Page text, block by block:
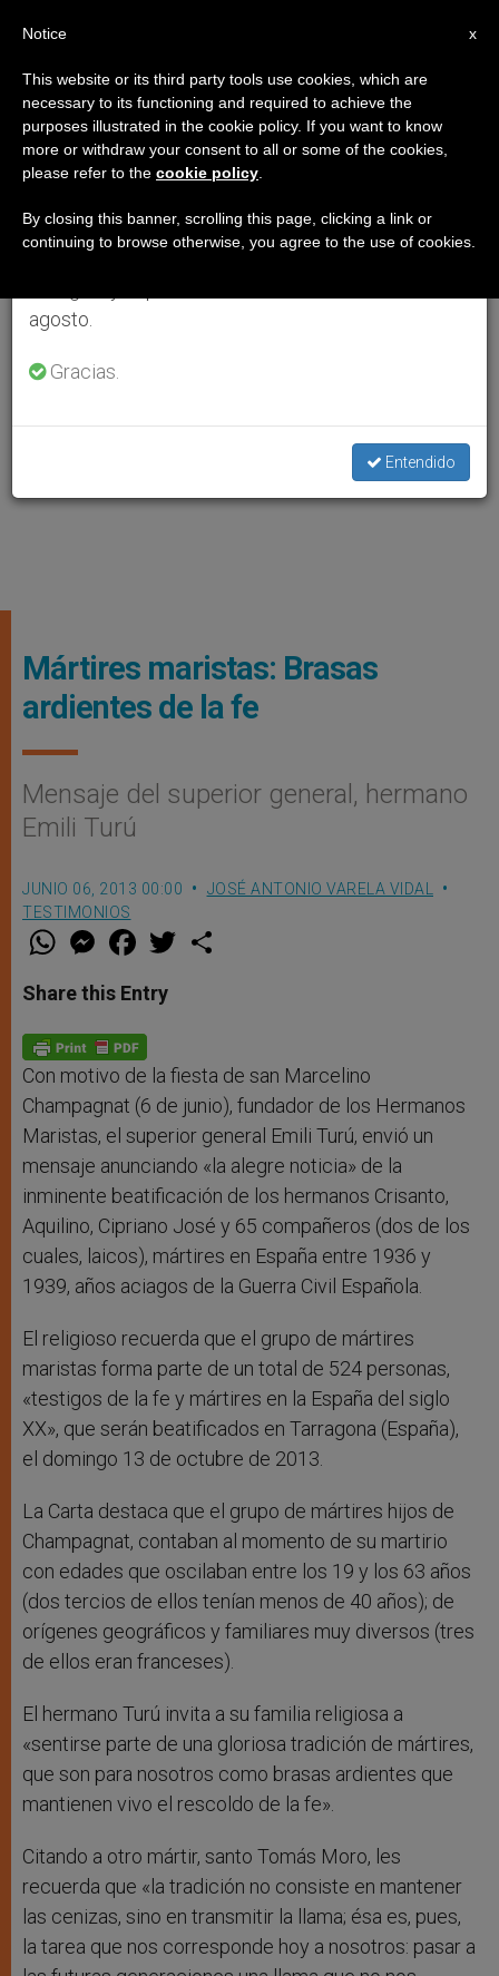
Mártires maristas: Brasas
ardientes de la fe
Mensaje del superior general, hermano
Emili Turú
JUNIO 06, 2013 00:00
JOSÉ ANTONIO VARELA VIDAL
TESTIMONIOS
W
t
s
p
p
M
e
s
e
g
e
r
F
a
e
b
o
k
w
Share this Entry
Con motivo de la fiesta de san Marcelino
Champagnat (6 de junio), fundador de los Hermanos
Maristas, el superior general Emili Turú, envió un
mensaje anunciando «la alegre noticia» de la
inminente beatificación de los hermanos Crisanto,
Aquilino, Cipriano José y 65 compañeros (dos de los
cuales, laicos), mártires en España entre 1936 y
1939, años aciagos de la Guerra Civil Española.
El religioso recuerda que el grupo de mártires
maristas forma parte de un total de 524 personas,
«testigos de la fe y mártires en la España del siglo
XX», que serán beatificados en Tarragona (España),
el domingo 13 de octubre de 2013.
La Carta destaca que el grupo de mártires hijos de
Champagnat, contaban al momento de su martirio
con edades que oscilaban entre los 19 y los 63 años
(dos tercios de ellos tenían menos de 40 años); de
orígenes geográficos y familiares muy diversos (tres
de ellos eran franceses).
El hermano Turú invita a su familia religiosa a
«sentirse parte de una gloriosa tradición de mártires,
que son para nosotros como brasas ardientes que
mantienen vivo el rescoldo de la fe».
Citando a otro mártir, santo Tomás Moro, les
recuerda que «la tradición no consiste en mantener
las cenizas, sino en transmitir la llama; ésa es, pues,
la tarea que nos corresponde hoy a nosotros: pasar a
×
Aviso importante
Del 27 de julio al 7 de agosto haremos la pausa
anual, aprovechando que en el periodo de verano
se generan menos informaciones y también el
agosto.
Gracias.
Entendido
x
Notice
This website or its third party tools use cookies, which are
necessary to its functioning and required to achieve the
purposes illustrated in the cookie policy. If you want to know
more or withdraw your consent to all or some of the cookies,
please refer to the cookie policy
By closing this banner, scrolling this page, clicking a link or
continuing to browse otherwise, you agree to the use of cookies.